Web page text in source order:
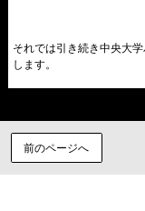
それでは引き続き中央大
します。
前のページへ